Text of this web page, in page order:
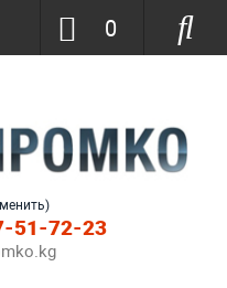
51-72-23
0